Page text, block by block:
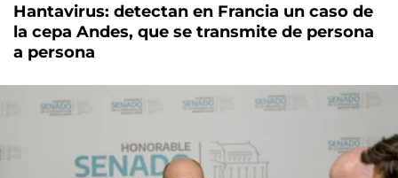
Hantavirus: detectan en Francia un caso de
la cepa Andes, que se transmite de persona
a persona